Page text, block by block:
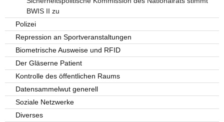
BWIS II zu
Polizei
Repression an Sportveranstaltungen
Biometrische Ausweise und RFID
Der Gläserne Patient
Kontrolle des öffentlichen Raums
Datensammelwut generell
Soziale Netzwerke
Diverses